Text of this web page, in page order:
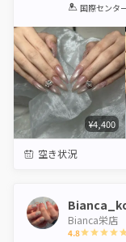
1 2 3 4 5
国際センタ
¥4,400
空き状況
Bianca栄店
4.8